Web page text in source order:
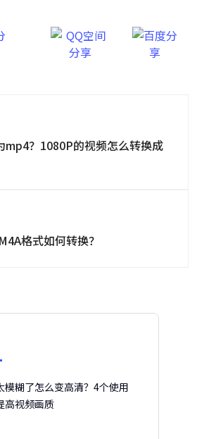
mp4？1080P的视频怎么转换成
格式如何转换？
模糊了怎么变高清？4个使用
高视频画质